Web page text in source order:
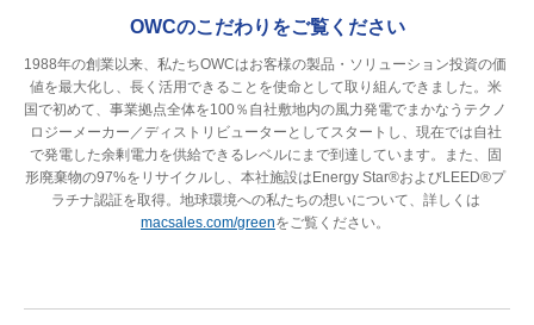
OWCのこだわりをご覧ください
1988年の創業以来、私たちOWCはお客様の製品・ソリューション投資の価
値を最大化し、長く活用できることを使命として取り組んできました。米
国で初めて、事業拠点全体を100％自社敷地内の風力発電でまかなうテクノ
ロジーメーカー／ディストリビューターとしてスタートし、現在では自社
で発電した余剰電力を供給できるレベルにまで到達しています。また、固
形廃棄物の97%をリサイクルし、本社施設はEnergy Star®およびLEED®プ
ラチナ認証を取得。地球環境への私たちの想いについて、詳しくは
macsales.com/greenをご覧ください。